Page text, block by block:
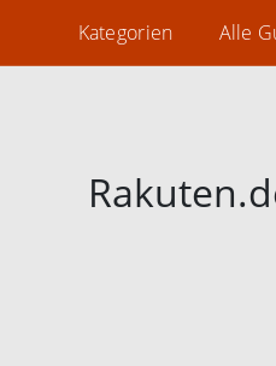
Kategorien Alle